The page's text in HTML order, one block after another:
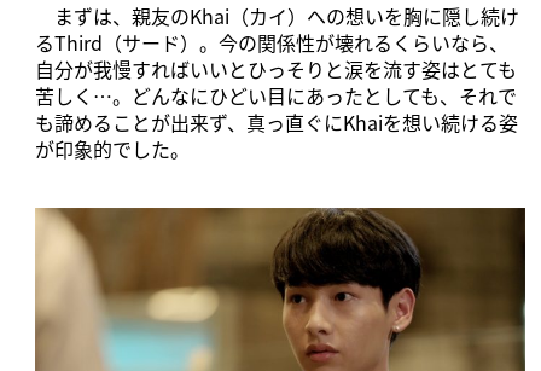
まずは、親友のKhai（カイ）への想いを胸に隠し続け
るThird（サード）。今の関係性が壊れるくらいなら、
自分が我慢すればいいとひっそりと涙を流す姿はとても
苦しく…。どんなにひどい目にあったとしても、それで
も諦めることが出来ず、真っ直ぐにKhaiを想い続ける姿
が印象的でした。